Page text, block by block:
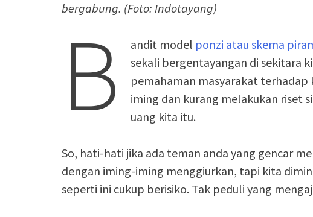
bergabung. (Foto: Indotayang)
B andit model ponzi atau skema
sekali bergentayangan di sekitara
pemahaman masyarakat
iming dan kurang melakukan riset
uang kita itu.
So, hati-hati jika ada teman anda yang gencar
dengan iming-iming menggiurkan, tapi kita
seperti ini cukup berisiko. Tak peduli yang